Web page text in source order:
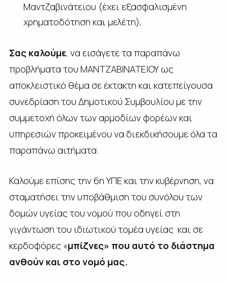
Μαντζαβινάτειου (έχει εξασφαλισμένη
χρηματοδότηση και μελέτη),
Σας καλούμε, να εισάγετε τα παραπάνω
προβλήματα του ΜΑΝΤΖΑΒΙΝΑΤΕΙΟΥ ως
αποκλειστικό θέμα σε έκτακτη και κατεπείγουσα
συνεδρίαση του Δημοτικού Συμβουλίου με την
συμμετοχή όλων των αρμοδίων φορέων και
υπηρεσιών προκειμένου να διεκδικήσουμε όλα τα
παραπάνω αιτήματα.
Καλούμε επίσης την 6η ΥΠΕ και την κυβέρνηση, να
σταματήσει την υποβάθμιση του συνόλου των
δομών υγείας του νομού που οδηγεί στη
γιγάντωση του ιδιωτικού τομέα υγείας και σε
κερδοφόρες «μπίζνες» που αυτό το διάστημα
ανθούν και στο νομό μας.